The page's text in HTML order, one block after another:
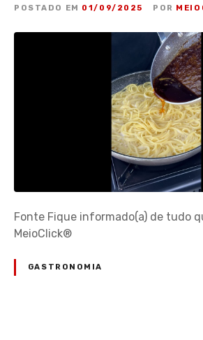
POSTADO EM 01/09/2025 POR
Fonte Fique informado(a) de tudo
MeioClick®
GASTRONOMIA